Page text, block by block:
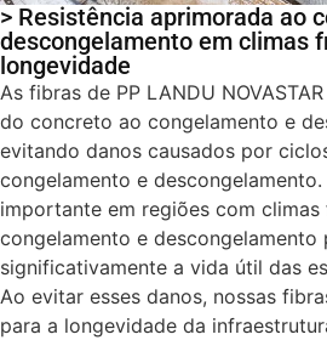
> Resistência aprimorada ao
descongelamento em climas
longevidade
As fibras de PP LANDU
do concreto ao congelamento e
evitando danos causados por
congelamento e
importante em regiões com
congelamento e descongelamento
significativamente a vida útil das
Ao evitar esses danos, nossas
para a longevidade da